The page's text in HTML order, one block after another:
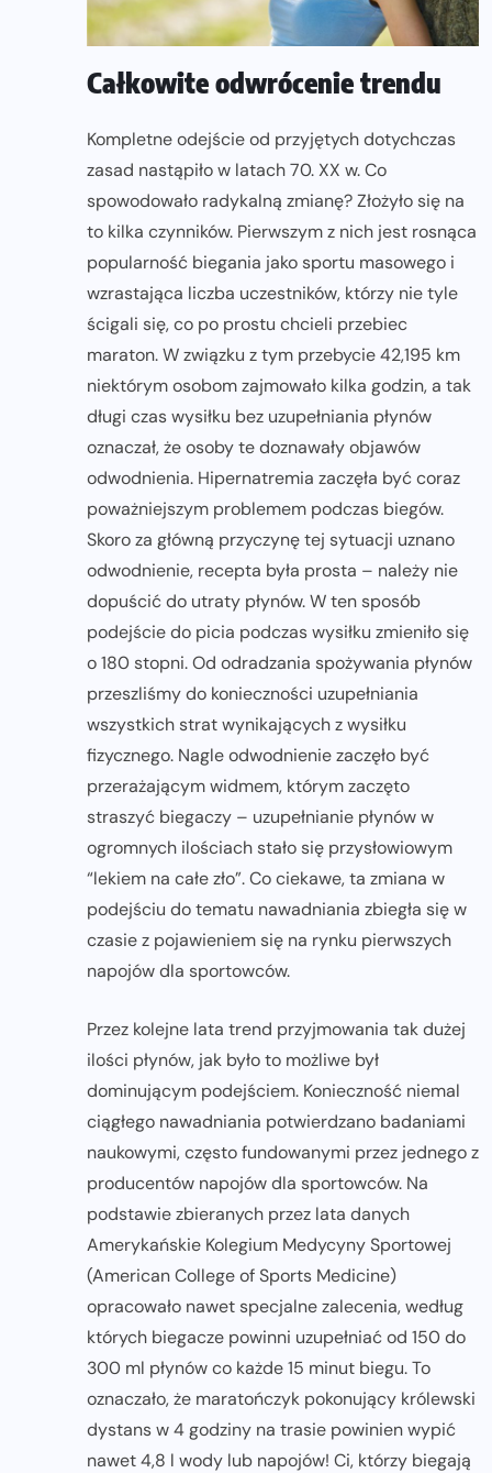
Całkowite odwrócenie trendu
Kompletne odejście od przyjętych dotychczas
zasad nastąpiło w latach 70. XX w. Co
spowodowało radykalną zmianę? Złożyło się na
to kilka czynników. Pierwszym z nich jest rosnąca
popularność biegania jako sportu masowego i
wzrastająca liczba uczestników, którzy nie tyle
ścigali się, co po prostu chcieli przebiec
maraton. W związku z tym przebycie 42,195 km
niektórym osobom zajmowało kilka godzin, a tak
długi czas wysiłku bez uzupełniania płynów
oznaczał, że osoby te doznawały objawów
odwodnienia. Hipernatremia zaczęła być coraz
poważniejszym problemem podczas biegów.
Skoro za główną przyczynę tej sytuacji uznano
odwodnienie, recepta była prosta – należy nie
dopuścić do utraty płynów. W ten sposób
podejście do picia podczas wysiłku zmieniło się
o 180 stopni. Od odradzania spożywania płynów
przeszliśmy do konieczności uzupełniania
wszystkich strat wynikających z wysiłku
fizycznego. Nagle odwodnienie zaczęło być
przerażającym widmem, którym zaczęto
straszyć biegaczy – uzupełnianie płynów w
ogromnych ilościach stało się przysłowiowym
“lekiem na całe zło”. Co ciekawe, ta zmiana w
podejściu do tematu nawadniania zbiegła się w
czasie z pojawieniem się na rynku pierwszych
napojów dla sportowców.
Przez kolejne lata trend przyjmowania tak dużej
ilości płynów, jak było to możliwe był
dominującym podejściem. Konieczność niemal
ciągłego nawadniania potwierdzano badaniami
naukowymi, często fundowanymi przez jednego z
producentów napojów dla sportowców. Na
podstawie zbieranych przez lata danych
Amerykańskie Kolegium Medycyny Sportowej
(American College of Sports Medicine)
opracowało nawet specjalne zalecenia, według
których biegacze powinni uzupełniać od 150 do
300 ml płynów co każde 15 minut biegu. To
oznaczało, że maratończyk pokonujący królewski
dystans w 4 godziny na trasie powinien wypić
nawet 4,8 l wody lub napojów! Ci, którzy biegają